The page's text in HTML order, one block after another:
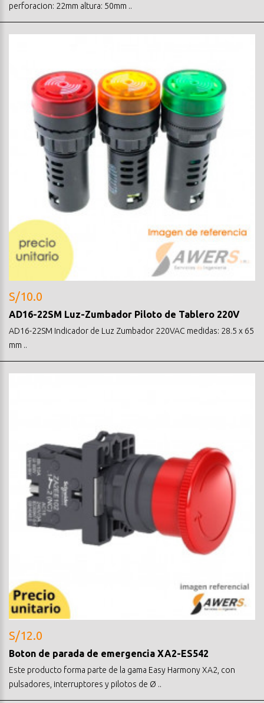
perforacion: 22mm altura: 50mm ..
S/10.0
AD16-22SM Luz-Zumbador Piloto de Tablero 220V
AD16-22SM Indicador de Luz Zumbador 220VAC medidas: 28.5 x 65
mm ..
S/12.0
Boton de parada de emergencia XA2-ES542
Este producto forma parte de la gama Easy Harmony XA2, con
pulsadores, interruptores y pilotos de Ø ..